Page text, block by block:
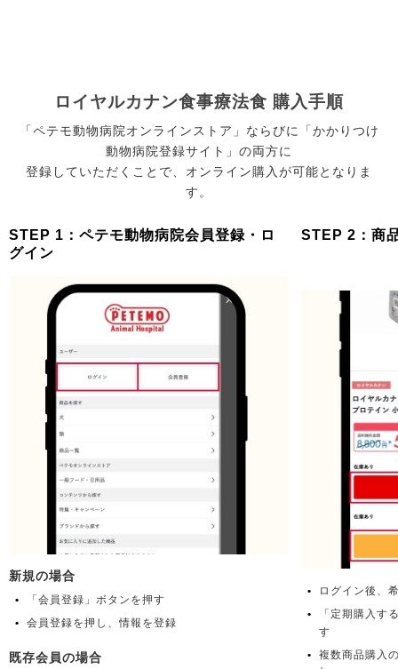
ロイヤルカナン食事療法食 購入手順
「ペテモ動物病院オンラインストア」ならびに「かかりつけ
動物病院登録サイト」の両方に
登録していただくことで、オンライン購入が可能となりま
す。
STEP 1：ペテモ動物病院会員登録・ロ
グイン
新規の場合
「会員登録」ボタンを押す
会員登録を押し、情報を登録
既存会員の場合
STEP 2：商
ログイン後、
「定期購入す
す
複数商品購入